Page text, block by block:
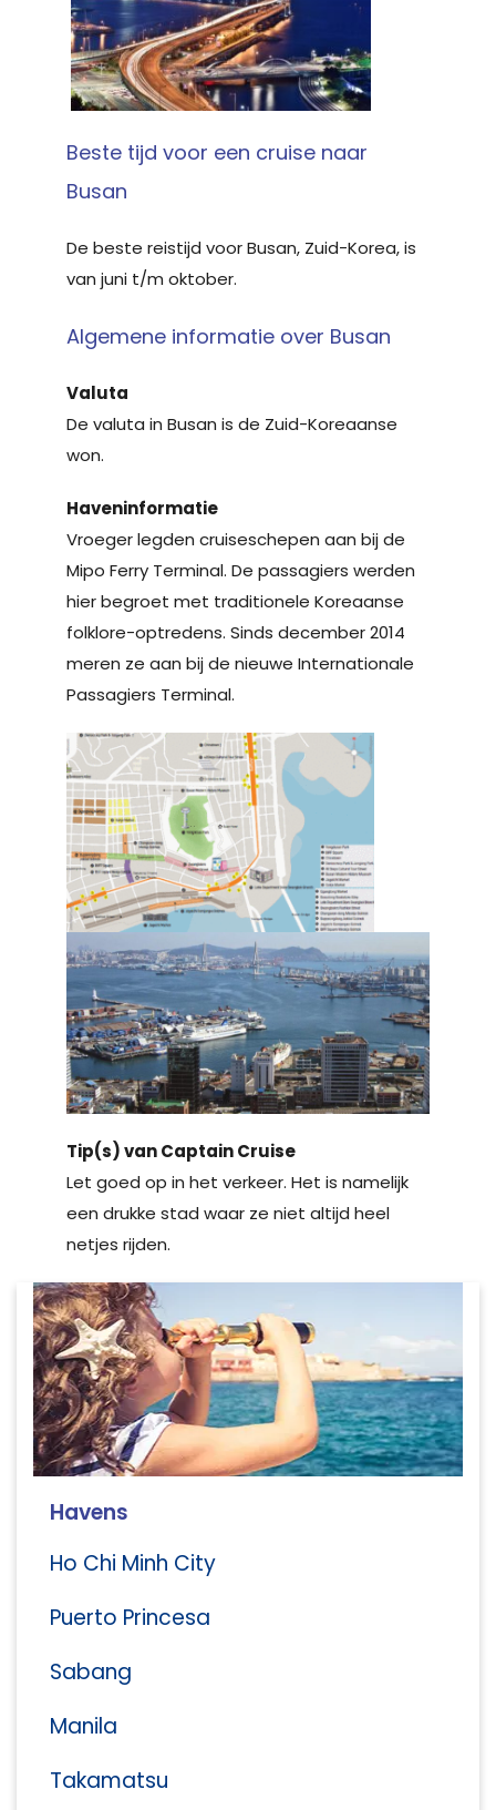
Beste tijd voor een cruise naar
Busan
De beste reistijd voor Busan, Zuid-Korea, is
van juni t/m oktober.
Algemene informatie over Busan
Valuta
De valuta in Busan is de Zuid-Koreaanse
won.
Haveninformatie
Vroeger legden cruiseschepen aan bij de
Mipo Ferry Terminal. De passagiers werden
hier begroet met traditionele Koreaanse
folklore-optredens. Sinds december 2014
meren ze aan bij de nieuwe Internationale
Passagiers Terminal.
Tip(s) van Captain Cruise
Let goed op in het verkeer. Het is namelijk
een drukke stad waar ze niet altijd heel
netjes rijden.
Havens
Ho Chi Minh City
Puerto Princesa
Sabang
Manila
Takamatsu